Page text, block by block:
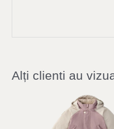
Alți clienti au